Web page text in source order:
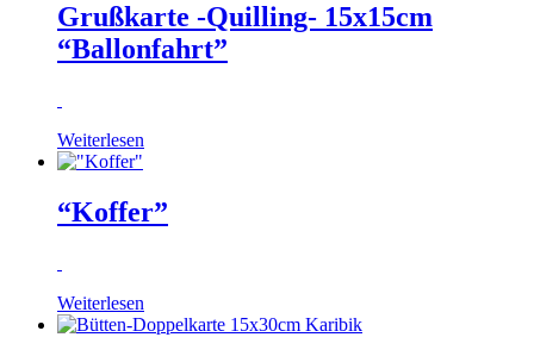
Grußkarte -Quilling- 15x15cm
“Ballonfahrt”
Weiterlesen
“Koffer”
Weiterlesen